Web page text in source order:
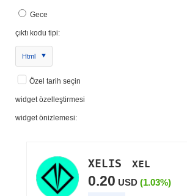
Gece
çıktı kodu tipi:
Html
Özel tarih seçin
widget özelleştirmesi
widget önizlemesi: